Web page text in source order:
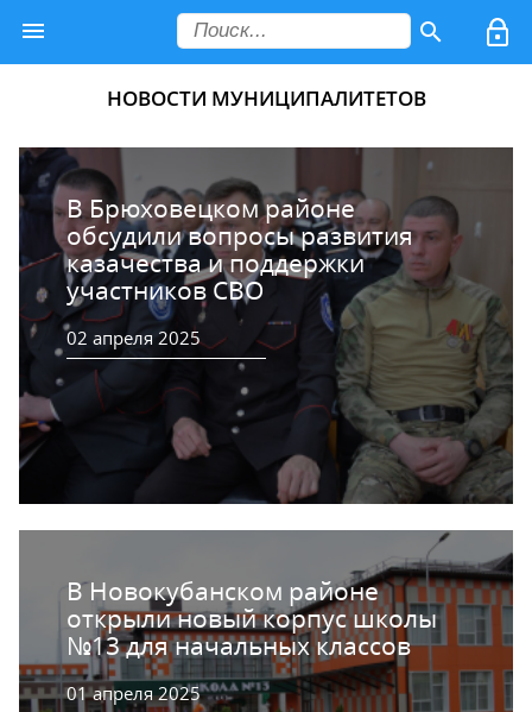
НОВОСТИ МУНИЦИПАЛИТЕТОВ
В Брюховецком районе
обсудили вопросы развития
казачества и поддержки
участников СВО
02 апреля 2025
В Новокубанском районе
открыли новый корпус школы
№13 для начальных классов
01 апреля 2025